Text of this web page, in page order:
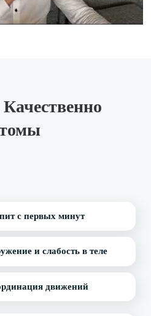
с первых минут
и слабость в теле
движений